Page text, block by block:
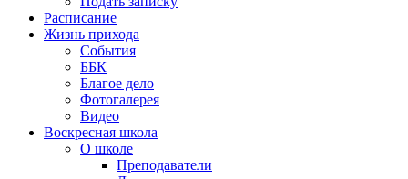
Расписание
Жизнь прихода
События
ББК
Благое дело
Фотогалерея
Видео
Воскресная школа
О школе
Преподаватели